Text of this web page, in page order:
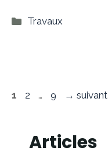
Catégories
Travaux
Page
1 Page
2 … Page
9 → suivant
Articles